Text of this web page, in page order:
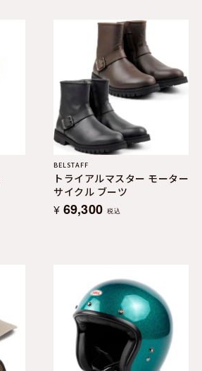
BELSTAFF
トライアルマスター モーター
サイクル ブーツ
¥ 69,300 税込